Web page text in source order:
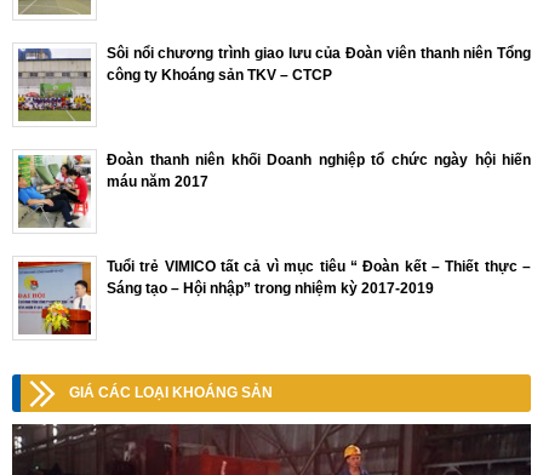
Sôi nổi chương trình giao lưu của Đoàn viên thanh niên Tổng
công ty Khoáng sản TKV – CTCP
Đoàn thanh niên khối Doanh nghiệp tổ chức ngày hội hiến
máu năm 2017
Tuổi trẻ VIMICO tất cả vì mục tiêu “ Đoàn kết – Thiết thực –
Sáng tạo – Hội nhập” trong nhiệm kỳ 2017-2019
GIÁ CÁC LOẠI KHOÁNG SẢN